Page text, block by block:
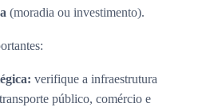
(moradia ou investimento).
verifique a infraestrutura
público, comércio e